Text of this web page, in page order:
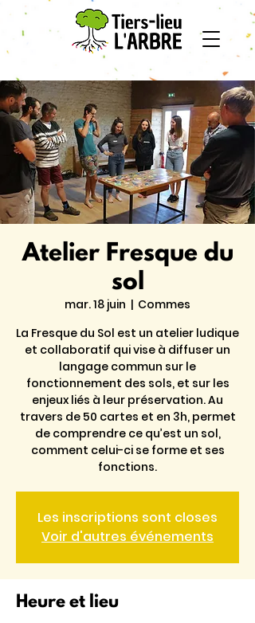
Atelier Fresque du
sol
mar. 18 juin
  |
Commes
La Fresque du Sol est un atelier ludique
et collaboratif qui vise à diffuser un
langage commun sur le
fonctionnement des sols, et sur les
enjeux liés à leur préservation. Au
travers de 50 cartes et en 3h, permet
de comprendre ce qu’est un sol,
comment celui-ci se forme et ses
fonctions.
Les inscriptions sont closes
Voir d'autres événements
Heure et lieu